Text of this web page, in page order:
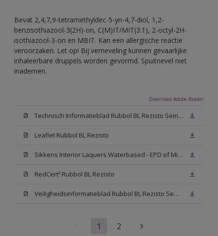
Bevat 2,4,7,9-tetramethyldec-5-yn-4,7-diol, 1,2-
benzisothiazool-3(2H)-on, C(M)IT/MIT(3:1), 2-octyl-2H-
isothiazool-3-on en MBIT. Kan een allergische reactie
veroorzaken. Let op! Bij verneveling kunnen gevaarlijke
inhaleerbare druppels worden gevormd. Spuitnevel niet
inademen.
Download Adobe Reader
Technisch Informatieblad Rubbol BL Rezisto Semi-Gloss (New Livery) (PDF)
Leaflet Rubbol BL Rezisto
Sikkens Interior Laquers Waterbased - EPD of Milieuproductverklaring
RedCert² Rubbol BL Rezisto
Veiligheidsinformatieblad Rubbol BL Rezisto Semi-Gloss N00 (MSDS)
1 2